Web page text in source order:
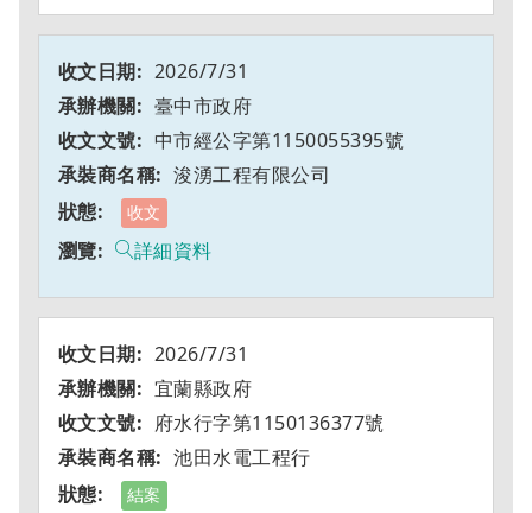
2026/7/31
臺中市政府
中市經公字第1150055395號
浚湧工程有限公司
收文
詳細資料
2026/7/31
宜蘭縣政府
府水行字第1150136377號
池田水電工程行
結案